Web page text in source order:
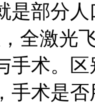
是部分
激光飞
手术。
手术是